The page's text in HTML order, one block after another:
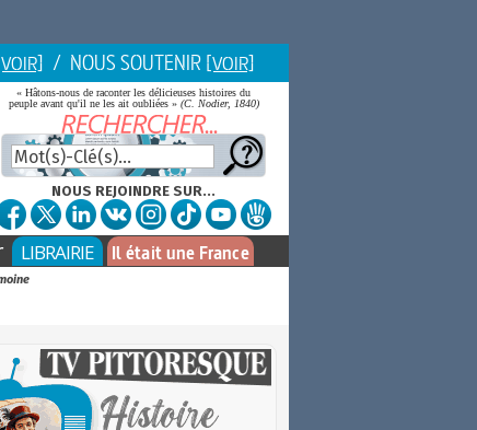
/ NOUS SOUTENIR [VOIR]
« Hâtons-nous de raconter les délicieuses histoires du
peuple avant qu'il ne les ait oubliées » (C. Nodier, 1840)
NOUS REJOINDRE SUR...
LIBRAIRIE Il était une France